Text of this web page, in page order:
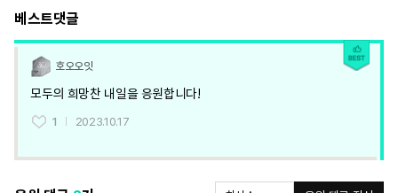
베스트댓글
호오오잇
모두의 희망찬 내일을 응원합니다!
1 2023.10.17